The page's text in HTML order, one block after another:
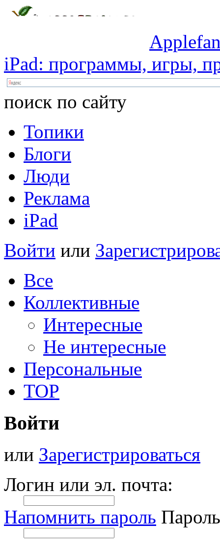
iPad: программы, игры,
поиск по сайту
Топики
Блоги
Люди
Реклама
iPad
Войти или
Все
Коллективные
Интересные
Не интересные
Персональные
TOP
Войти
или Зарегистрироваться
Логин или эл. почта:
Напомнить пароль